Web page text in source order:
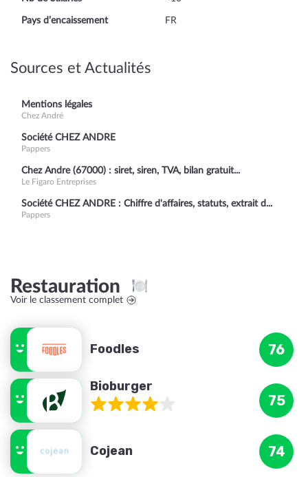
Pays d’encaissement FR
Sources et Actualités
Mentions légales
Chez André
Société CHEZ ANDRE
Pappers
Chez Andre (67000) : siret, siren, TVA, bilan gratuit...
Le Figaro Entreprises
Société CHEZ ANDRE : Chiffre d'affaires, statuts, extrait d...
Pappers
Restauration
Voir le classement complet
Foodles 76
Bioburger
75
Cojean 74